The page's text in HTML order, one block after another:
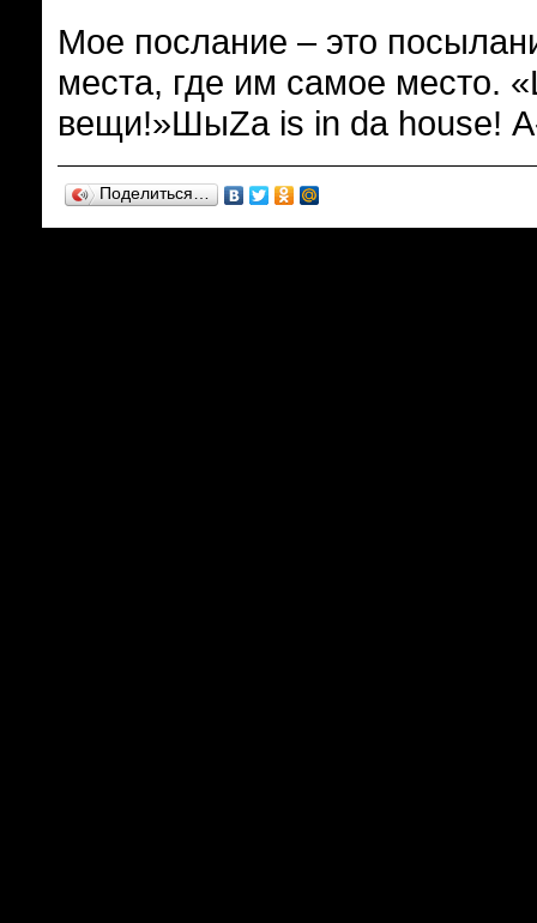
Мое послание – это
места, где им самое место.
вещи!»ШыZa is in da house!
Поделиться…